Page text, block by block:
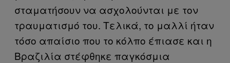
σταματήσουν να ασχολούνται με τον
τραυματισμό του. Τελικά, το μαλλί ήταν
τόσο απαίσιο που το κόλπο έπιασε και η
Βραζιλία στέφθηκε παγκόσμια